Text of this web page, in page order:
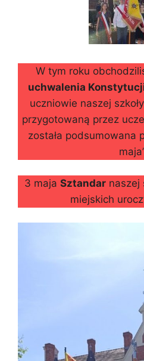
W tym roku
uchwalenia
uczniowie naszej
przygotowaną przez
została podsumowana
3 maja Sztandarnaszej
miejskich